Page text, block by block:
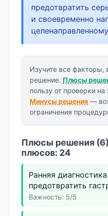
предотвратить
и своевременно
Изучите все
решение. Плюсы
пользу от проверки
Минусы решения —
ограничения
Плюсы решения
плюсов: 24
Ранняя
предотвратить
Важность: 5/5